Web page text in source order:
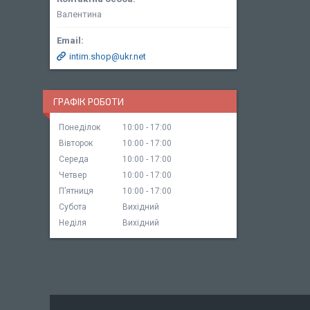
Валентина
intim.shop@ukr.net
ГРАФІК РОБОТИ
Понеділок 10:00
17:00
Вівторок
10:00
17:00
Середа
10:00
17:00
Четвер
10:00
17:00
Пʼятниця
10:00
17:00
Субота
Вихідний
Неділя
Вихідний